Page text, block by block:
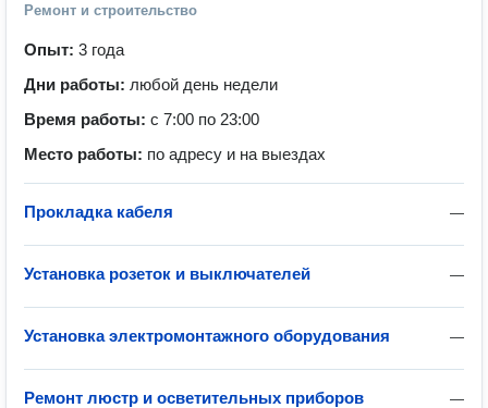
Ремонт и строительство
Опыт: 3 года
Дни работы: любой день недели
Время работы: с 7:00 по 23:00
Место работы: по адресу и на выездах
—
Прокладка кабеля
—
Установка розеток и выключателей
—
Установка электромонтажного оборудования
—
Ремонт люстр и осветительных приборов